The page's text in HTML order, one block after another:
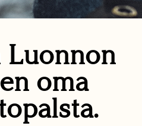
Luonnon
oma